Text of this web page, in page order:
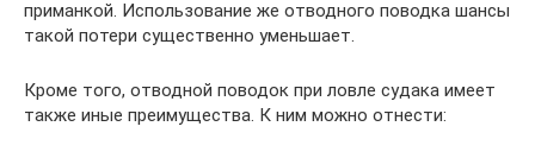
приманкой. Использование же отводного поводка шансы
такой потери существенно уменьшает.
Кроме того, отводной поводок при ловле судака имеет
также иные преимущества. К ним можно отнести: